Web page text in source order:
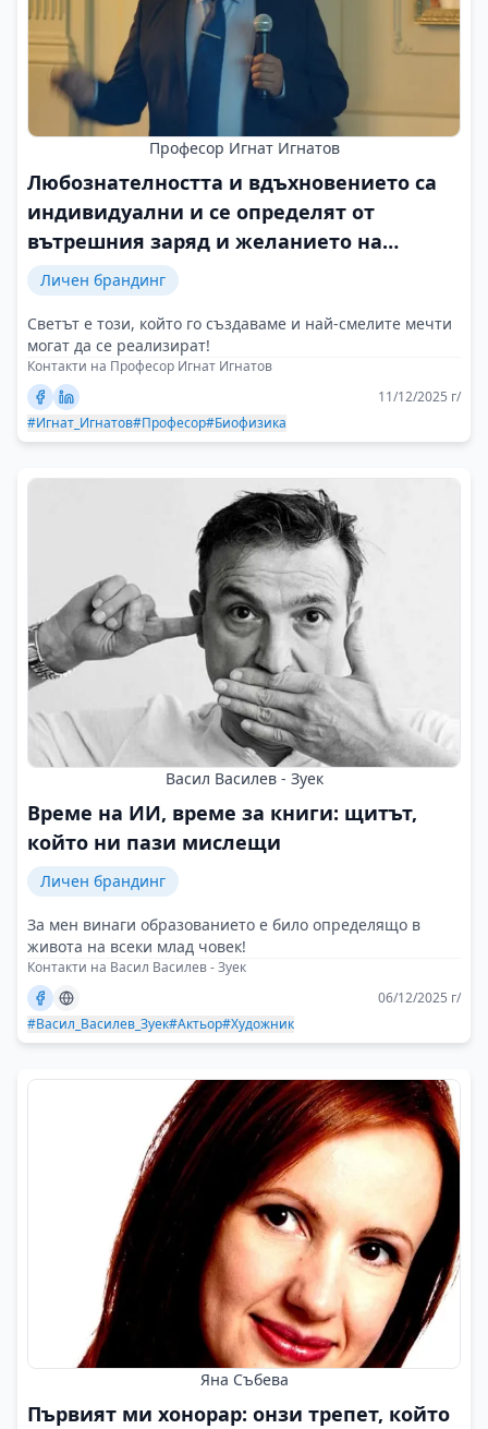
Професор Игнат Игнатов
Любознателността и вдъхновението са
индивидуални и се определят от
вътрешния заряд и желанието на
човека да опознава света
Личен брандинг
Светът е този, който го създаваме и най-смелите мечти
могат да се реализират!
Контакти на Професор Игнат Игнатов
11/12/2025 г/
#Игнат_Игнатов#Професор#Биофизика
Васил Василев - Зуек
Време на ИИ, време за книги: щитът,
който ни пази мислещи
Личен брандинг
За мен винаги образованието е било определящо в
живота на всеки млад човек!
Контакти на Васил Василев - Зуек
06/12/2025 г/
#Васил_Василев_Зуек#Актьор#Художник
Яна Събева
Първият ми хонорар: онзи трепет, който